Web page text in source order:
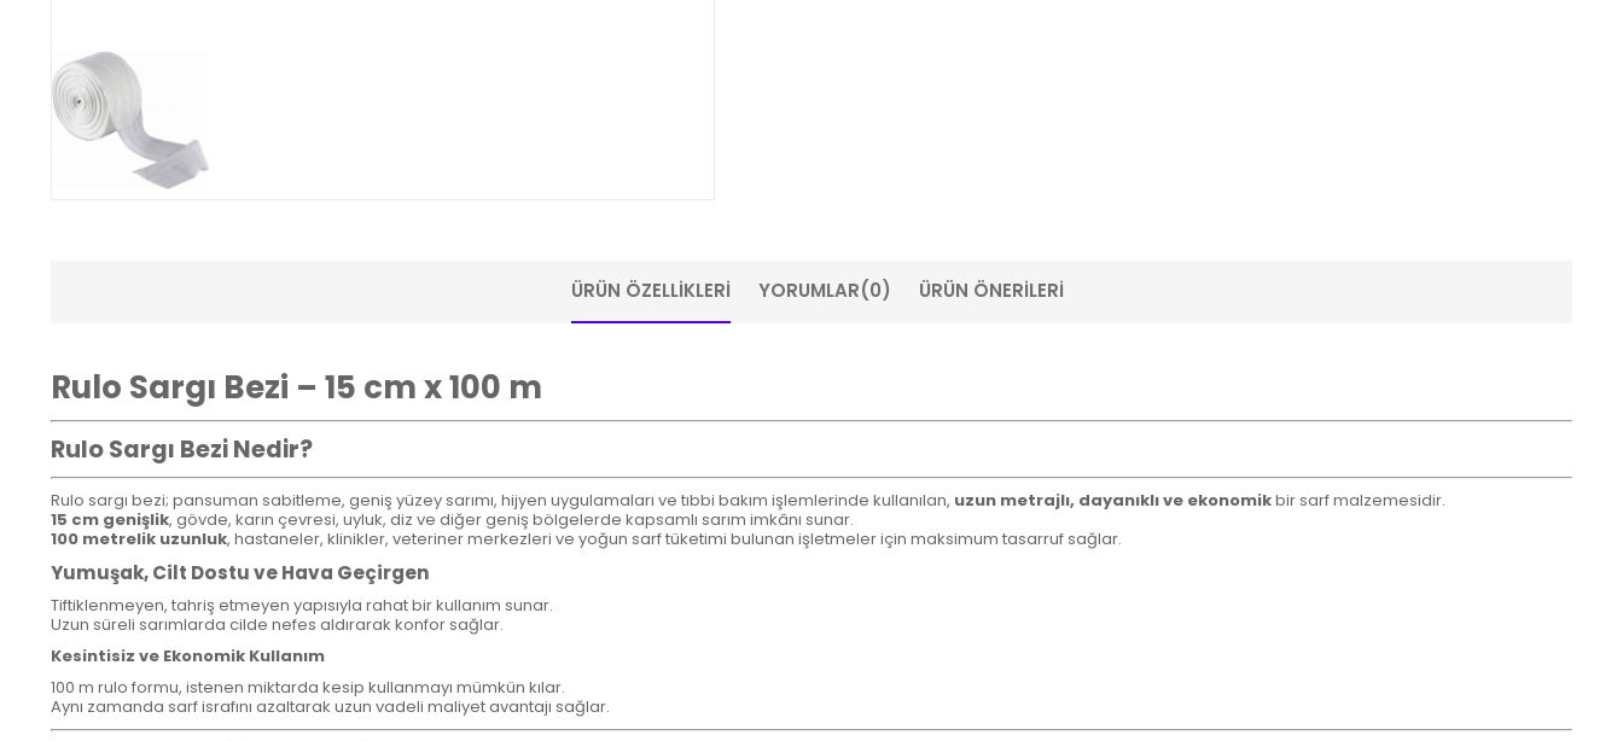
ÜRÜN ÖZELLIKLERI YORUMLAR(0) ÜRÜN ÖNERILERI
Rulo Sargı Bezi – 15 cm x 100 m
Rulo Sargı Bezi Nedir?
Rulo sargı bezi; pansuman sabitleme, geniş yüzey sarımı, hijyen uygulamaları ve tıbbi bakım işlemlerinde kullanılan, uzun metrajlı, dayanıklı ve ekonomikbir sarf malzemesidir.
15 cm genişlik, gövde, karın çevresi, uyluk, diz ve diğer geniş bölgelerde kapsamlı sarım imkânı sunar.
100 metrelik uzunluk, hastaneler, klinikler, veteriner merkezleri ve yoğun sarf tüketimi bulunan işletmeler için maksimum tasarruf sağlar.
Yumuşak, Cilt Dostu ve Hava Geçirgen
Tiftiklenmeyen, tahriş etmeyen yapısıyla rahat bir kullanım sunar.
Uzun süreli sarımlarda cilde nefes aldırarak konfor sağlar.
Kesintisiz ve Ekonomik Kullanım
100 m rulo formu, istenen miktarda kesip kullanmayı mümkün kılar.
Aynı zamanda sarf israfını azaltarak uzun vadeli maliyet avantajı sağlar.